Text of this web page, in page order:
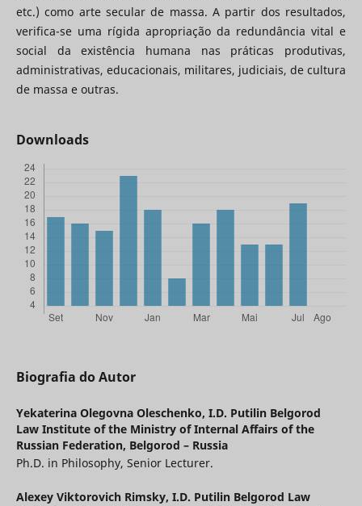
etc.) como arte secular de massa. A partir dos resultados,
verifica-se uma rígida apropriação da redundância vital e
social da existência humana nas práticas produtivas,
administrativas, educacionais, militares, judiciais, de cultura
de massa e outras.
Downloads
Biografia do Autor
Yekaterina Olegovna Oleschenko, I.D. Putilin Belgorod
Law Institute of the Ministry of Internal Affairs of the
Russian Federation, Belgorod – Russia
Ph.D. in Philosophy, Senior Lecturer.
Alexey Viktorovich Rimsky, I.D. Putilin Belgorod Law